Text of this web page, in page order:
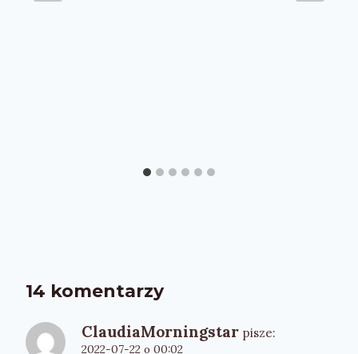
14 komentarzy
ClaudiaMorningstar pisze:
2022-07-22 o 00:02